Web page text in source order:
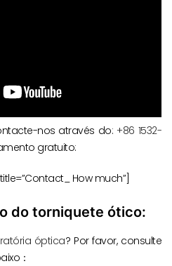
nos através do: +86 1532-
gratuito:
How much”]
do torniquete ótico:
óptica? Por favor, consulte
：